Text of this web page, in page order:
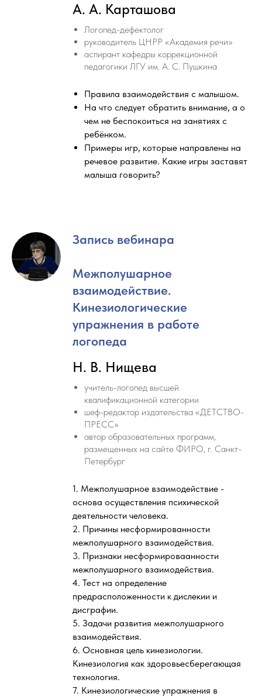
А. А. Карташова
Логопед-дефектолог
руководитель ЦНРР «Академия речи»
аспирант кафедры коррекционной
педагогики ЛГУ им. А. С. Пушкина
Правила взаимодействия с малышом.
На что следует обратить внимание, а о
чем не беспокоиться на занятиях с
ребёнком.
Примеры игр, которые направлены на
речевое развитие. Какие игры заставят
малыша говорить?
Запись вебинара
Межполушарное
взаимодействие.
Кинезиологические
упражнения в работе
логопеда
Н. В. Нищева
учитель-логопед высшей
квалификационной категории
шеф-редактор издательства «ДЕТСТВО-
ПРЕСС»
автор образовательных программ,
размещенных на сайте ФИРО, г. Санкт-
Петербург
1. Межполушарное взаимодействие -
основа осуществления психической
деятельности человека.
2. Причины несформированности
межполушарного взаимодействия.
3. Признаки несформироваанности
межполушарного взаимодействия.
4. Тест на определение
предрасположенности к дислекии и
дисграфии.
5. Задачи развития межполушарного
взаимодействия.
6. Основная цель кинезиологии.
Кинезиология как здоровьесберегающая
технология.
7. Кинезиологические упражнения в